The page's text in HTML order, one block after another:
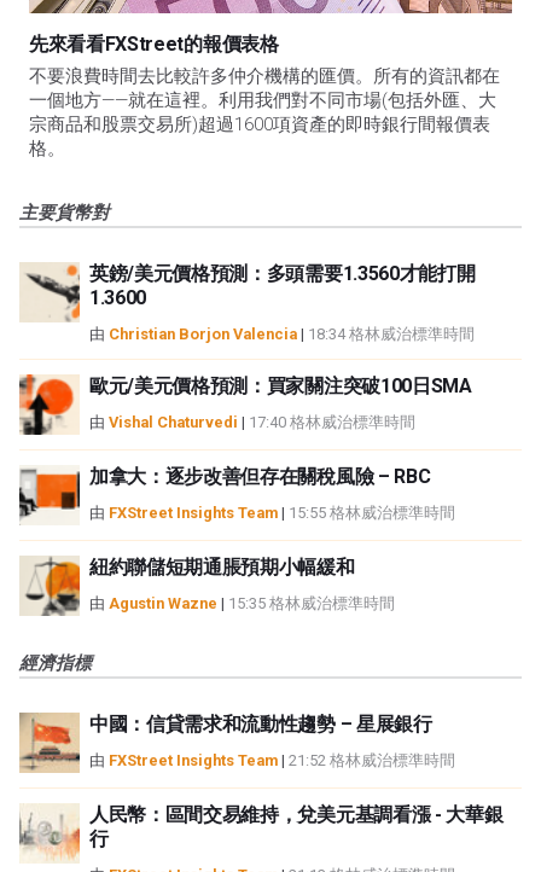
先來看看FXStreet的報價表格
不要浪費時間去比較許多仲介機構的匯價。所有的資訊都在
一個地方——就在這裡。利用我們對不同市場(包括外匯、大
宗商品和股票交易所)超過1600項資產的即時銀行間報價表
格。
主要貨幣對
英鎊/美元價格預測：多頭需要1.3560才能打開
1.3600
由 Christian Borjon Valencia | 18:34 格林威治標準時間
歐元/美元價格預測：買家關注突破100日SMA
由 Vishal Chaturvedi | 17:40 格林威治標準時間
加拿大：逐步改善但存在關稅風險 – RBC
由 FXStreet Insights Team | 15:55 格林威治標準時間
紐約聯儲短期通脹預期小幅緩和
由 Agustin Wazne | 15:35 格林威治標準時間
經濟指標
中國：信貸需求和流動性趨勢 – 星展銀行
由 FXStreet Insights Team | 21:52 格林威治標準時間
人民幣：區間交易維持，兌美元基調看漲 - 大華銀
行